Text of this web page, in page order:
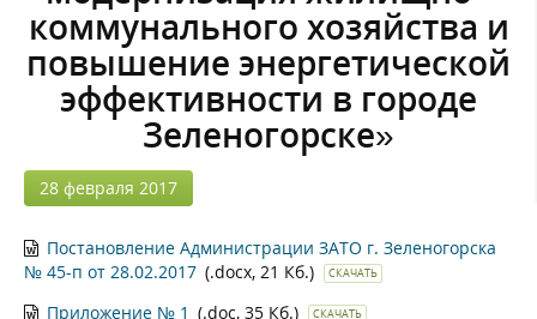
коммунального хозяйства и
повышение энергетической
эффективности в городе
Зеленогорске»
28 февраля 2017
Постановление Администрации ЗАТО г. Зеленогорска
№ 45-п от 28.02.2017 (.docx, 21 Кб.) СКАЧАТЬ
Приложение № 1 (.doc, 35 Кб.) СКАЧАТЬ